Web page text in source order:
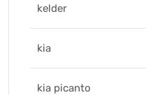
kelder
kia
kia picanto